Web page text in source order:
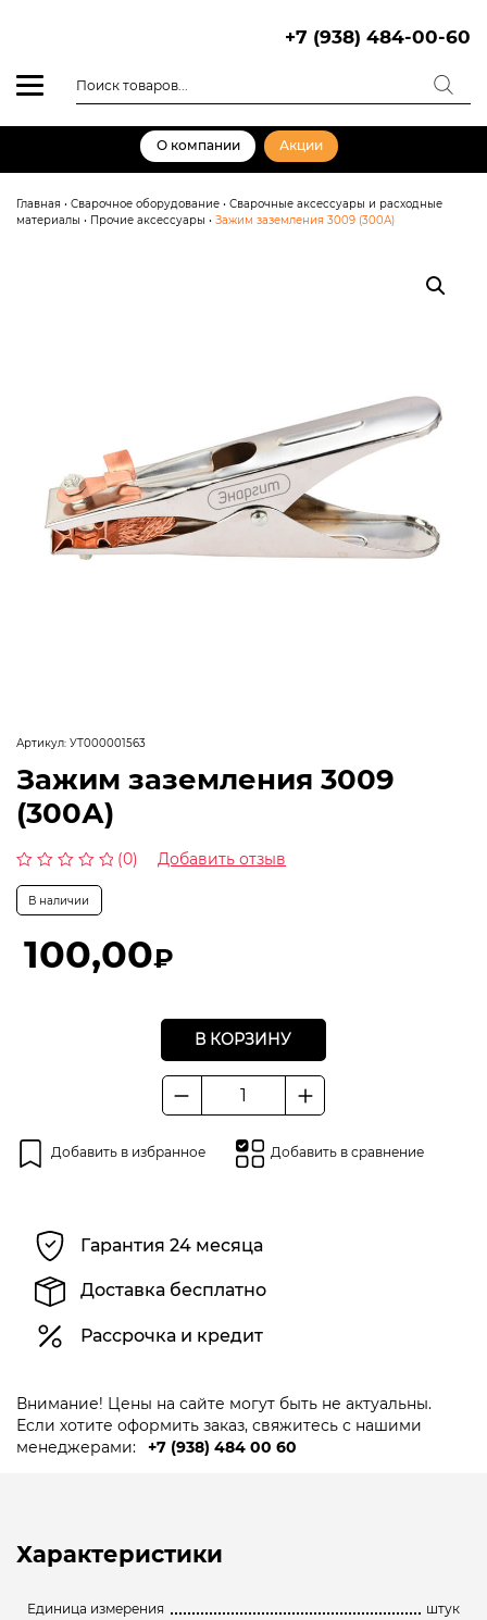
+7 (938) 484-00-60
товаров
О компании Акции
Главная • Сварочное оборудование • Сварочные аксессуары и расходные
материалы • Прочие аксессуары • Зажим заземления 3009 (300А)
Артикул: УТ000001563
Зажим заземления 3009
(300А)
из
(0) Добавить отзыв
В наличии
100,00₽
Количество
Зажим
заземления
В КОРЗИНУ
Добавить в избранное Добавить в сравнение
Гарантия 24 месяца
Доставка бесплатно
Рассрочка и кредит
Внимание! Цены на сайте могут быть не актуальны.
Если хотите оформить заказ, свяжитесь с нашими
менеджерами:
+7 (938) 484 00 60
Характеристики
Единица измерения штук